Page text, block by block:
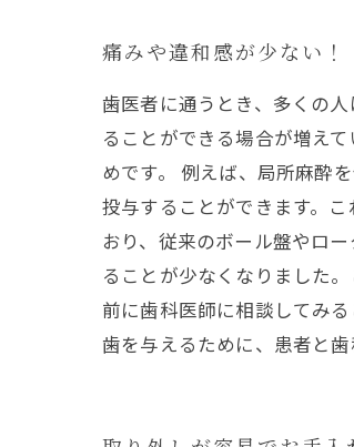
痛みや違和感が少ない！
歯医者に通うとき、多くの
ることができる場合が増え
めです。 例えば、局所麻酔
投与することができます。
おり、従来のボール盤やロ
ることが少なくなりました
前に歯科医師に相談してみ
歯を与えるために、患者と